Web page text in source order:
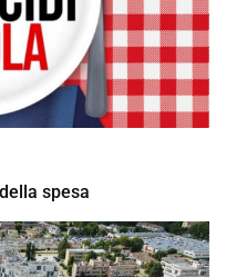
spesa